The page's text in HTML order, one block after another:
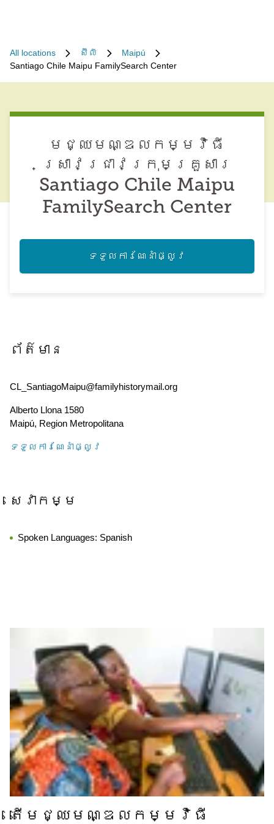
All locations ស៊ីលី
Maipú
Santiago Chile Maipu FamilySearch Center
មជ្ឈមណ្ឌល​កម្មវិធី​
ស្រាវជ្រាវ​ក្រុមគ្រួសារ
Santiago Chile Maipu
FamilySearch Center
ទទួល​ការណែនាំ​ផ្លូវ
ព័ត៌មាន
CL_SantiagoMaipu@familyhistorymail.org
Alberto Llona 1580
Maipú, Region Metropolitana
ទទួល​ការណែនាំ​ផ្លូវ
សេវាកម្ម
Spoken Languages: Spanish
តើ​មជ្ឈមណ្ឌល​កម្មវិធី​